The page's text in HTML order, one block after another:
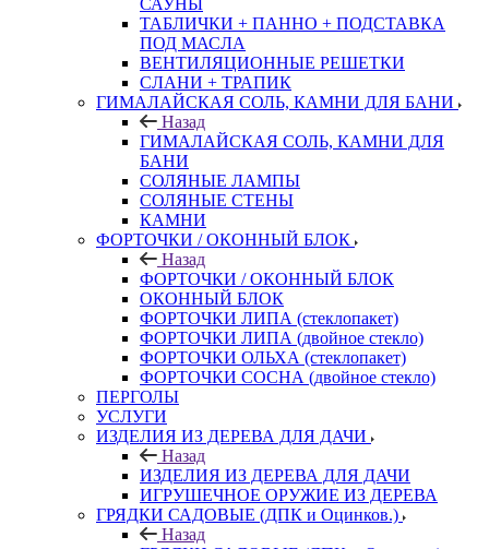
САУНЫ
ТАБЛИЧКИ + ПАННО + ПОДСТАВКА
ПОД МАСЛА
ВЕНТИЛЯЦИОННЫЕ РЕШЕТКИ
СЛАНИ + ТРАПИК
ГИМАЛАЙСКАЯ СОЛЬ, КАМНИ ДЛЯ БАНИ
Назад
ГИМАЛАЙСКАЯ СОЛЬ, КАМНИ ДЛЯ
БАНИ
СОЛЯНЫЕ ЛАМПЫ
СОЛЯНЫЕ СТЕНЫ
КАМНИ
ФОРТОЧКИ / ОКОННЫЙ БЛОК
Назад
ФОРТОЧКИ / ОКОННЫЙ БЛОК
ОКОННЫЙ БЛОК
ФОРТОЧКИ ЛИПА (стеклопакет)
ФОРТОЧКИ ЛИПА (двойное стекло)
ФОРТОЧКИ ОЛЬХА (стеклопакет)
ФОРТОЧКИ СОСНА (двойное стекло)
ПЕРГОЛЫ
УСЛУГИ
ИЗДЕЛИЯ ИЗ ДЕРЕВА ДЛЯ ДАЧИ
Назад
ИЗДЕЛИЯ ИЗ ДЕРЕВА ДЛЯ ДАЧИ
ИГРУШЕЧНОЕ ОРУЖИЕ ИЗ ДЕРЕВА
ГРЯДКИ САДОВЫЕ (ДПК и Оцинков.)
Назад